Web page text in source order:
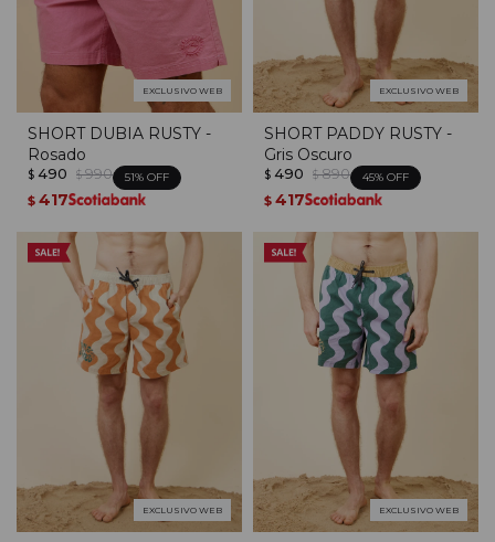
EXCLUSIVO WEB
SHORT DUBIA RUSTY -
Rosado
$ 490 $ 990 51
$ 417
EXCLUSIVO WEB
SHORT PADDY RUSTY -
Gris Oscuro
$ 490 $ 890 45
$ 417
EXCLUSIVO WEB EXCLUSIVO WEB